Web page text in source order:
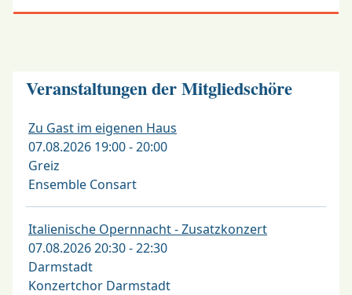
Veranstaltungen der Mitgliedschöre
Zu Gast im eigenen Haus
07.08.2026 19:00 - 20:00
Greiz
Ensemble Consart
Italienische Opernnacht - Zusatzkonzert
07.08.2026 20:30 - 22:30
Darmstadt
Konzertchor Darmstadt